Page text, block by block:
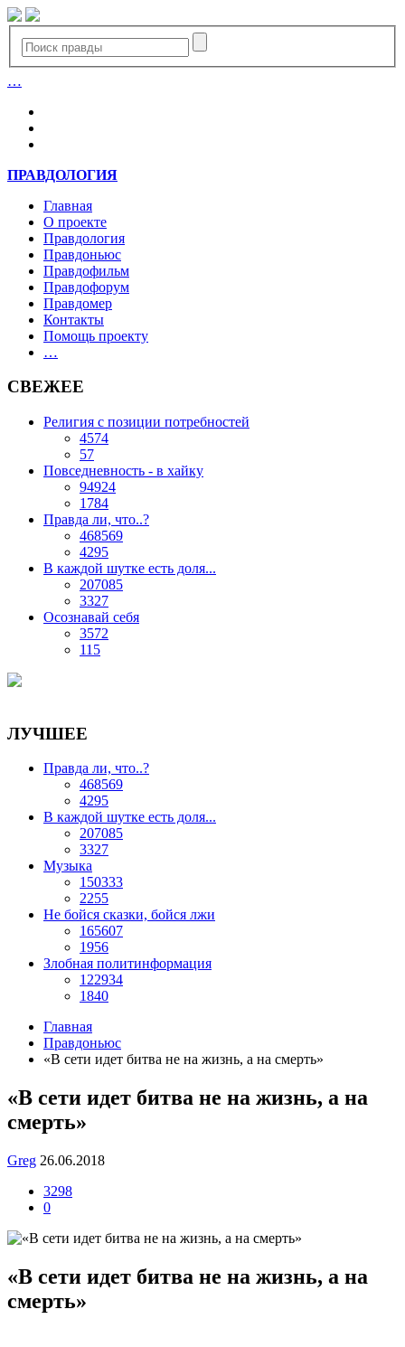
…
ПРАВДОЛОГИЯ
Главная
О проекте
Правдология
Правдоньюс
Правдофильм
Правдофорум
Правдомер
Контакты
Помощь проекту
…
СВЕЖЕЕ
Религия с позиции потребностей
4574
57
Повседневность - в хайку
94924
1784
Правда ли, что..?
468569
4295
В каждой шутке есть доля...
207085
3327
Осознавай себя
3572
115
ЛУЧШЕЕ
Правда ли, что..?
468569
4295
В каждой шутке есть доля...
207085
3327
Музыка
150333
2255
Не бойся сказки, бойся лжи
165607
1956
Злобная политинформация
122934
1840
Главная
Правдоньюс
«В сети идет битва не на жизнь, а на смерть»
«В сети идет битва не на жизнь, а на
смерть»
Greg 26.06.2018
3298
0
«В сети идет битва не на жизнь, а на
смерть»